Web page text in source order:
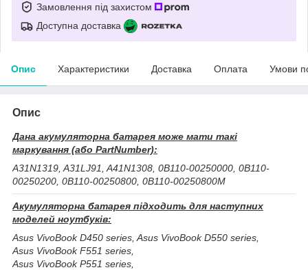
Замовлення під захистом
Доступна доставка
Опис Характеристики Доставка Оплата Умови
Опис
Дана акумуляторна батарея може мати такі
маркування (або PartNumber):
A31N1319, A31LJ91, A41N1308, 0B110-00250000, 0B110-
00250200, 0B110-00250800, 0B110-00250800M
Акумуляторна батарея підходить для наступних
моделей ноутбуків:
Asus VivoBook D450 series, Asus VivoBook D550 series,
Asus VivoBook F551 series,
Asus VivoBook P551 series,